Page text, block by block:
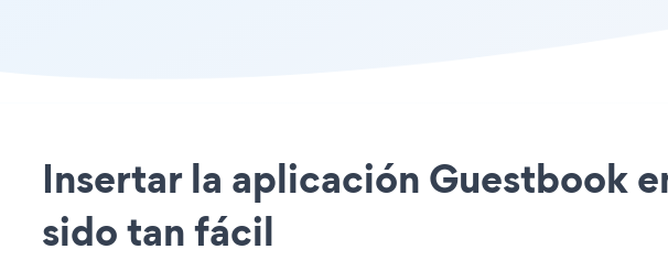
Insertar la aplicación Guestbook
sido tan fácil